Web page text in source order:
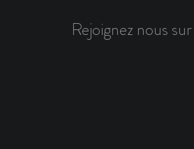
Rejoignez nous